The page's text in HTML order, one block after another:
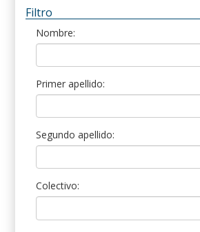
Filtro
Nombre:
Primer apellido:
Segundo apellido:
Colectivo: